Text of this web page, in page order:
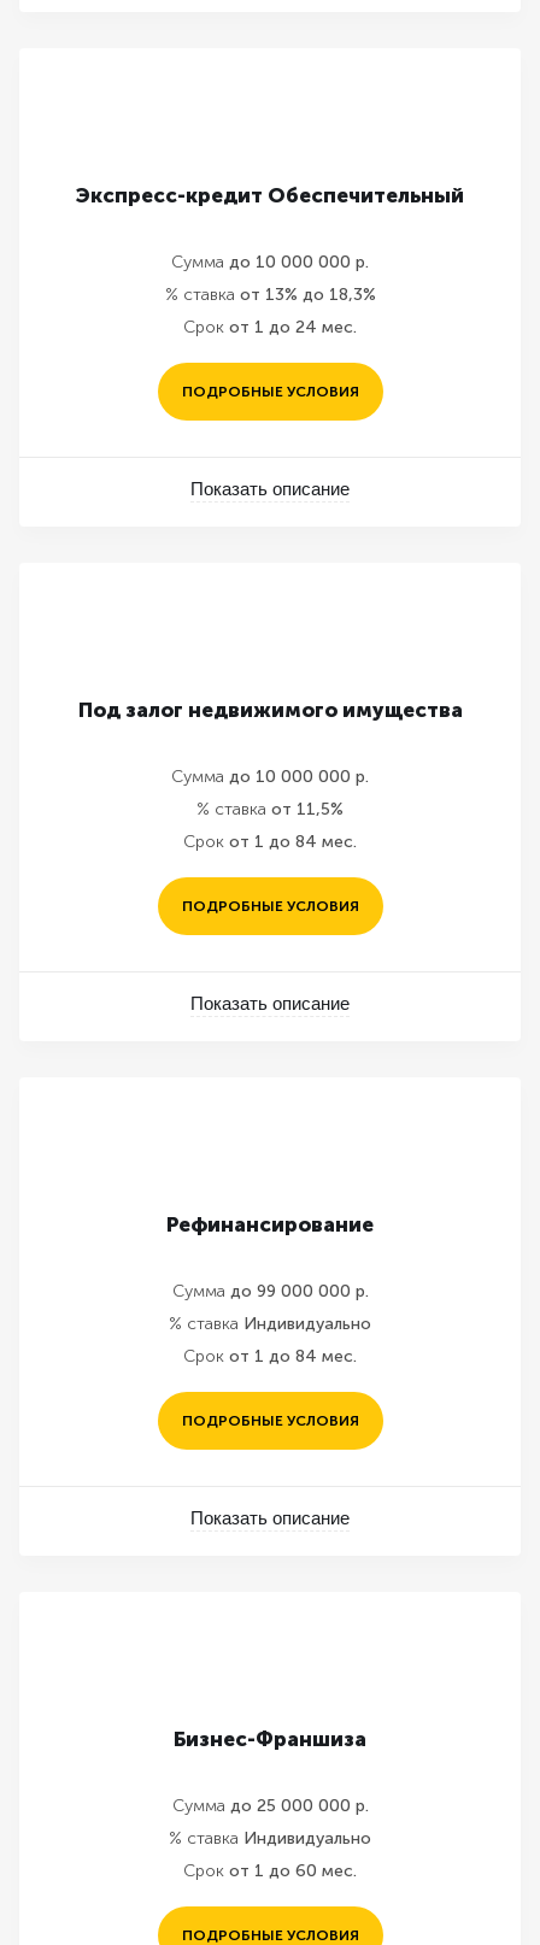
Экспресс-кредит Обеспечительный
Сумма до 10 000 000 р.
% ставка от 13% до 18,3%
Срок от 1 до 24 мес.
ПОДРОБНЫЕ УСЛОВИЯ
Показать описание
Под залог недвижимого имущества
Сумма до 10 000 000 р.
% ставка от 11,5%
Срок от 1 до 84 мес.
ПОДРОБНЫЕ УСЛОВИЯ
Показать описание
Рефинансирование
Сумма до 99 000 000 р.
% ставка Индивидуально
Срок от 1 до 84 мес.
ПОДРОБНЫЕ УСЛОВИЯ
Показать описание
Бизнес-Франшиза
Сумма до 25 000 000 р.
% ставка Индивидуально
Срок от 1 до 60 мес.
ПОДРОБНЫЕ УСЛОВИЯ